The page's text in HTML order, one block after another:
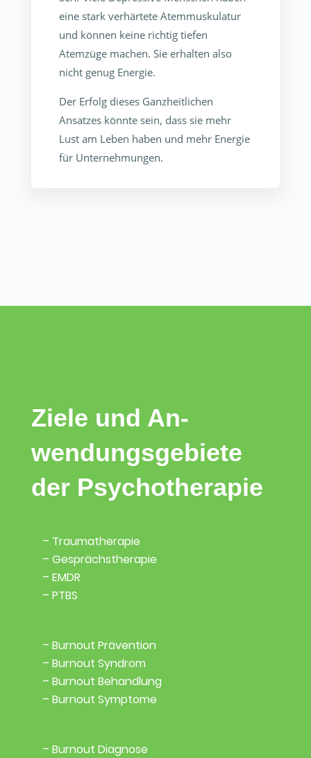
eine stark verhärtete Atemmuskulatur
und können keine richtig tiefen
Atemzüge machen. Sie erhalten also
nicht genug Energie.
Der Erfolg dieses Ganzheitlichen
Ansatzes könnte sein, dass sie mehr
Lust am Leben haben und mehr Energie
für Unternehmungen.
Ziele und An­
wendungs­gebiete
der Psycho­therapie
– Traumatherapie
– Gesprächstherapie
– EMDR
– PTBS
– Burnout Prävention
– Burnout Syndrom
– Burnout Behandlung
– Burnout Symptome
– Burnout Diagnose